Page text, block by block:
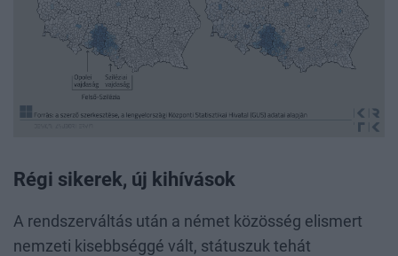
Régi sikerek, új kihívások
A rendszerváltás után a német közösség elismert
nemzeti kisebbséggé vált, státuszuk tehát